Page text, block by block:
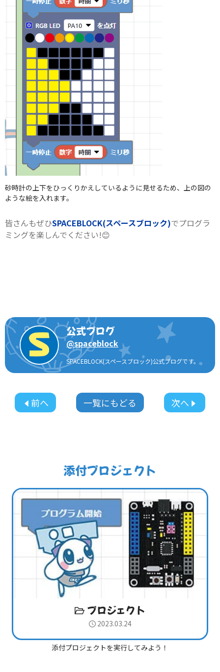
砂時計の上下をひっくりかえしているように見せるため、上の図の
ような絵を入れます。
皆さんもぜひSPACEBLOCK(スペースブロック)でプログラ
ミングを楽しんでください!😊
公式ブログ
@spaceblock
SPACEBLOCK(スペースブロック)公式ブログです。
前へ 一覧にもどる 次へ
添付プロジェクト
プロジェクト
2023.03.24
添付プロジェクトを実行してみよう！